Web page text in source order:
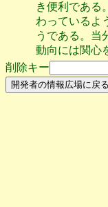
き便利である
わっているよ
うである。当
動向には関心
削除キー